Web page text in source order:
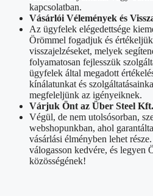
kapcsolatban.
Vásárlói Vélemények és
Az ügyfelek elégedettsége
Örömmel fogadjuk és
visszajelzéseket, melyek
folyamatosan fejlesszük
ügyfelek által megadott
kínálatunkat és
megfeleljünk az igényeiknek.
Várjuk Önt az Über Steel
Végül, de nem utolsósorban,
webshopunkban, ahol
vásárlási élményben lehet
válogasson kedvére, és legyen
közösségének!